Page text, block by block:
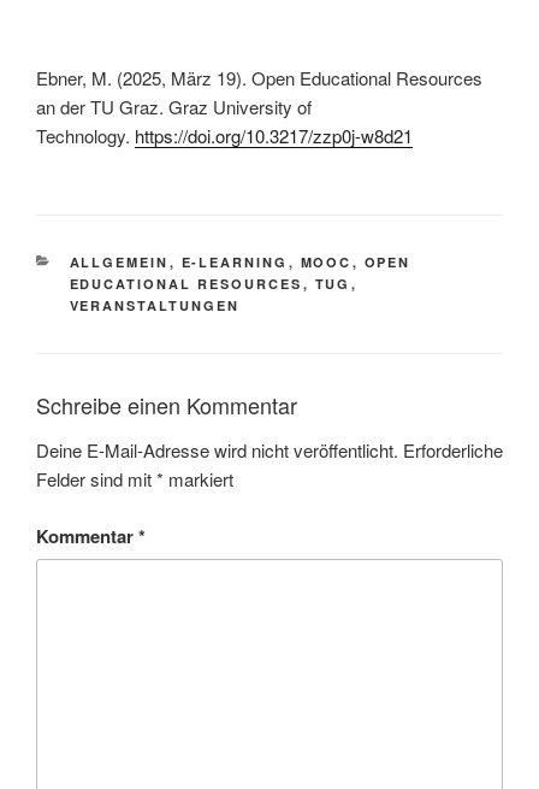
Ebner, M. (2025, März 19). Open Educational Resources
an der TU Graz. Graz University of
Technology. https://doi.org/10.3217/zzp0j-w8d21
KATEGORIEN
ALLGEMEIN , E-LEARNING , MOOC , OPEN
EDUCATIONAL RESOURCES , TUG ,
VERANSTALTUNGEN
Schreibe einen Kommentar
Deine E-Mail-Adresse wird nicht veröffentlicht. Erforderliche
Felder sind mit* markiert
Kommentar*